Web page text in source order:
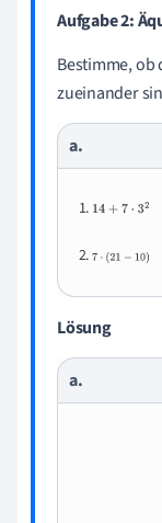
Aufgabe 2:
Bestimme, ob
zueinander
a.
14+7⋅32
7⋅(21 −10)
Lösung
a.